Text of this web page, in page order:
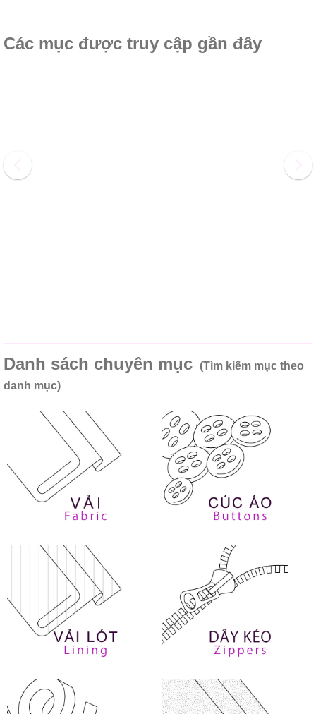
Các mục được truy cập gần đây
Danh sách chuyên mục (Tìm kiếm mục theo
danh mục)